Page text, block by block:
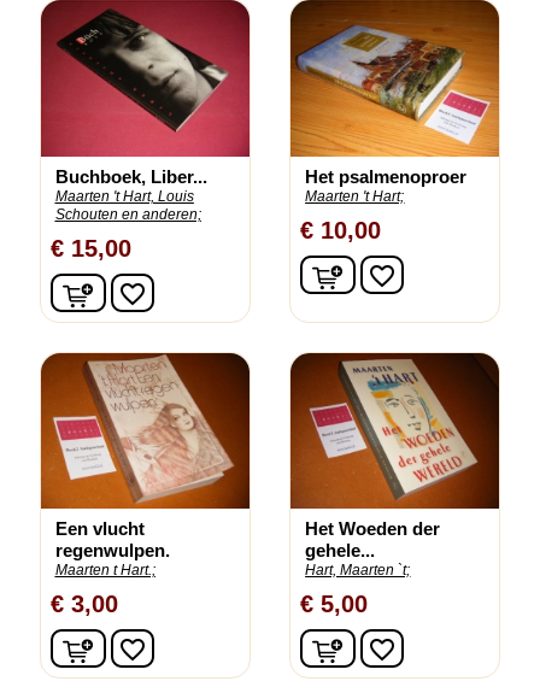
Buchboek, Liber...
Maarten 't Hart, Louis
Schouten en anderen;
€ 15,00
In winkelwagen
favorite_border
Het psalmenoproer
Maarten 't Hart;
€ 10,00
In winkelwagen
favorite_border
Een vlucht
regenwulpen.
Maarten t Hart.;
€ 3,00
In winkelwagen
favorite_border
Het Woeden der
gehele...
Hart, Maarten `t;
€ 5,00
In winkelwagen
favorite_border